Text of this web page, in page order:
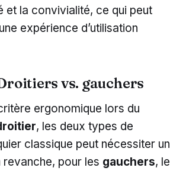
et la convivialité, ce qui peut
expérience d’utilisation
vs. gauchers
ergonomique lors du
, les deux types de
classique peut nécessiter un
pour les gauchers, le